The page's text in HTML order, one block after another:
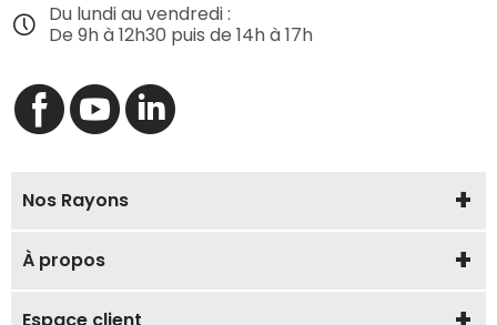
Du lundi au vendredi :
De 9h à 12h30 puis de 14h à 17h
Nos Rayons
À propos